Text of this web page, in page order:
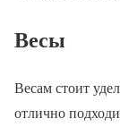
Весы
Весам стоит
отлично